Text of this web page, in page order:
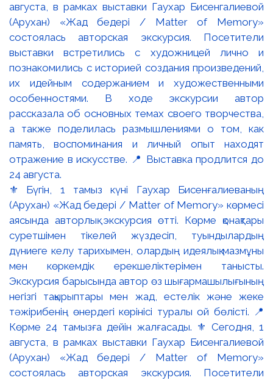
⚜️ Бүгін, 1 тамыз күні Гаухар Бисенғалиеваның
(Арухан) «Жад бедері / Matter of Memory» көрмесі
аясында авторлық экскурсия өтті. Көрме қонақтары
суретшімен тікелей жүздесіп, туындылардың
дүниеге келу тарихымен, олардың идеялық мазмұны
мен көркемдік ерекшеліктерімен танысты.
Экскурсия барысында автор өз шығармашылығының
негізгі тақырыптары мен жад, естелік және жеке
тәжірибенің өнердегі көрінісі туралы ой бөлісті. 📍
Көрме 24 тамызға дейін жалғасады. ⚜️ Сегодня, 1
августа, в рамках выставки Гаухар Бисенгалиевой
(Арухан) «Жад бедері / Matter of Memory»
состоялась авторская экскурсия. Посетители